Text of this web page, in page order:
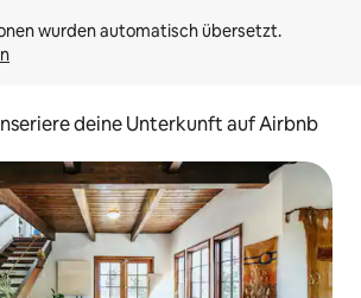
deine Unterkunft auf Airbnb